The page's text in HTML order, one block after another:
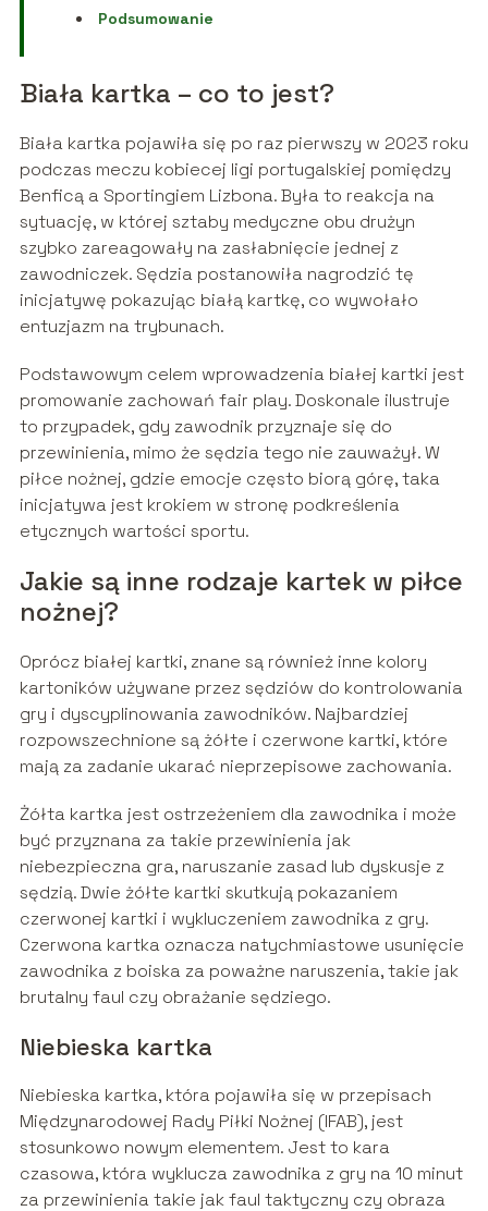
Podsumowanie
Biała kartka – co to jest?
Biała kartka pojawiła się po raz pierwszy w 2023 roku
podczas meczu kobiecej ligi portugalskiej pomiędzy
Benficą a Sportingiem Lizbona. Była to reakcja na
sytuację, w której sztaby medyczne obu drużyn
szybko zareagowały na zasłabnięcie jednej z
zawodniczek. Sędzia postanowiła nagrodzić tę
inicjatywę pokazując białą kartkę, co wywołało
entuzjazm na trybunach.
Podstawowym celem wprowadzenia białej kartki jest
promowanie zachowań fair play. Doskonale ilustruje
to przypadek, gdy zawodnik przyznaje się do
przewinienia, mimo że sędzia tego nie zauważył. W
piłce nożnej, gdzie emocje często biorą górę, taka
inicjatywa jest krokiem w stronę podkreślenia
etycznych wartości sportu.
Jakie są inne rodzaje kartek w piłce
nożnej?
Oprócz białej kartki, znane są również inne kolory
kartoników używane przez sędziów do kontrolowania
gry i dyscyplinowania zawodników. Najbardziej
rozpowszechnione są żółte i czerwone kartki, które
mają za zadanie ukarać nieprzepisowe zachowania.
Żółta kartka jest ostrzeżeniem dla zawodnika i może
być przyznana za takie przewinienia jak
niebezpieczna gra, naruszanie zasad lub dyskusje z
sędzią. Dwie żółte kartki skutkują pokazaniem
czerwonej kartki i wykluczeniem zawodnika z gry.
Czerwona kartka oznacza natychmiastowe usunięcie
zawodnika z boiska za poważne naruszenia, takie jak
brutalny faul czy obrażanie sędziego.
Niebieska kartka
Niebieska kartka, która pojawiła się w przepisach
Międzynarodowej Rady Piłki Nożnej (IFAB), jest
stosunkowo nowym elementem. Jest to kara
czasowa, która wyklucza zawodnika z gry na 10 minut
za przewinienia takie jak faul taktyczny czy obraza